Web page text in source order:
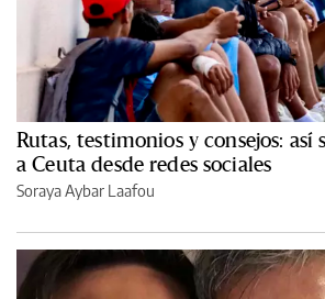
Rutas, testimonios y consejos: así
a Ceuta desde redes sociales
Soraya Aybar Laafou